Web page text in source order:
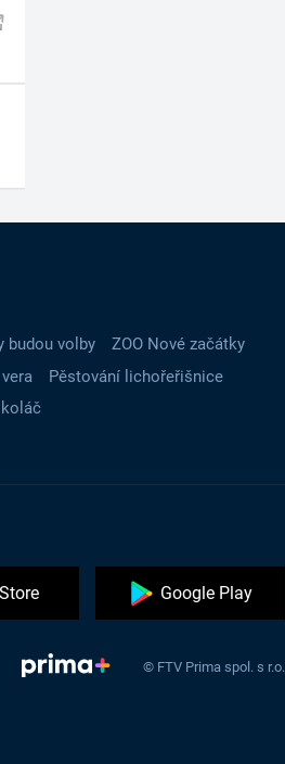
budou volby
ZOO Nové začátky
Pěstování lichořeřišnice
Google Play
© FTV Prima spol. s r.o.